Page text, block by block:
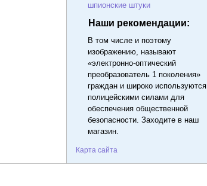
шпионские штуки
Наши рекомендации:
В том числе и поэтому
изображению, называют
«электронно-оптический
преобразователь 1 поколения»
граждан и широко используются
полицейскими силами для
обеспечения общественной
безопасности. Заходите в наш
магазин.
Карта сайта